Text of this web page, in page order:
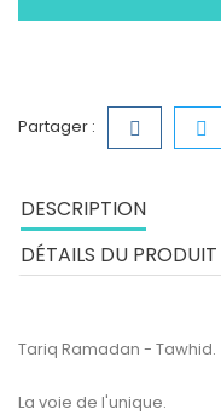
Partager :
DESCRIPTION
DÉTAILS DU PRODUIT
Tariq Ramadan - Tawhid.
La voie de l'unique.